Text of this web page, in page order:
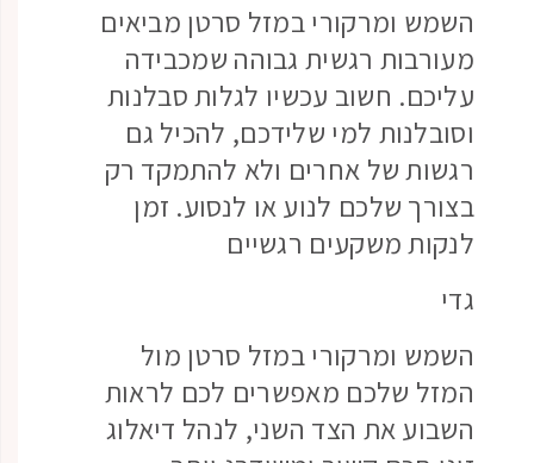
השמש ומרקורי במזל סרטן מביאים
מעורבות רגשית גבוהה שמכבידה
עליכם. חשוב עכשיו לגלות סבלנות
וסובלנות למי שלידכם, להכיל גם
רגשות של אחרים ולא להתמקד רק
בצורך שלכם לנוע או לנסוע. זמן
לנקות משקעים רגשיים
גדי
השמש ומרקורי במזל סרטן מול
המזל שלכם מאפשרים לכם לראות
השבוע את הצד השני, לנהל דיאלוג